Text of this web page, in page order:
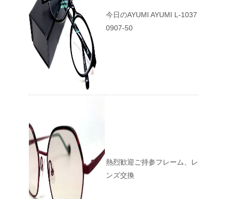
今日のAYUMI AYUMI L-1037
0907-50
熱烈歓迎ご持参フレーム、レ
ンズ交換